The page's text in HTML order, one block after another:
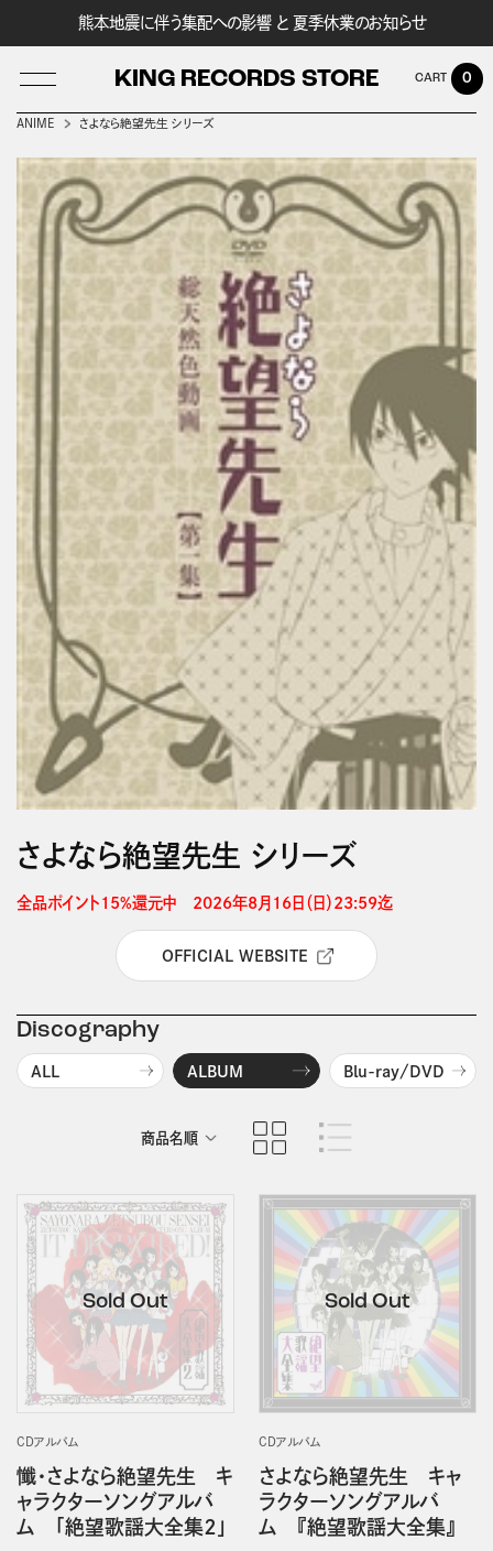
熊本地震に伴う集配への影響 と 夏季休業のお知らせ
KING RECORDS STORE
LOG IN
0
ANIME さよなら絶望先生 シリーズ
さよなら絶望先生 シリーズ
全品ポイント15%還元中　2026年8月16日（日）23:59迄
OFFICIAL WEBSITE
Discography
ALL ALBUM Blu-ray/DVD
商品名順
CDアルバム
懺・さよなら絶望先生 キ
ャラクターソングアルバ
ム 「絶望歌謡大全集２」
CDアルバム
さよなら絶望先生 キャ
ラクターソングアルバ
ム 『絶望歌謡大全集』